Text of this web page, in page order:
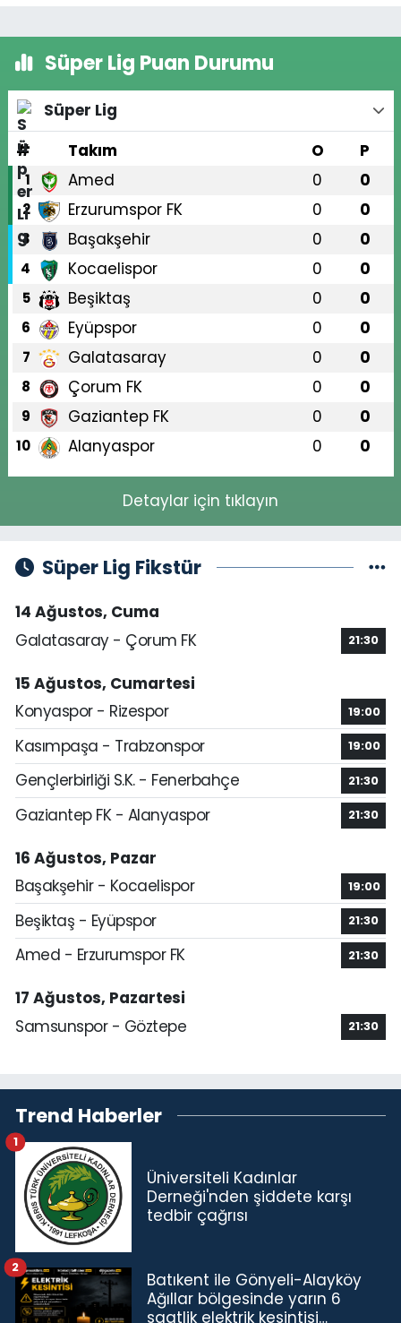
Süper Lig Puan Durumu
Süper Lig
#
Takım O P
1 Amed 0 0
2 Erzurumspor FK 0 0
3 Başakşehir 0 0
4 Kocaelispor 0 0
5 Beşiktaş 0 0
6 Eyüpspor 0 0
7 Galatasaray 0 0
8 Çorum FK 0 0
9 Gaziantep FK 0 0
10 Alanyaspor 0 0
Detaylar için tıklayın
Süper Lig Fikstür
14 Ağustos, Cuma
Galatasaray - Çorum FK
21:30
15 Ağustos, Cumartesi
Konyaspor - Rizespor
19:00
Kasımpaşa - Trabzonspor 19:00
Gençlerbirliği S.K. - Fenerbahçe 21:30
Gaziantep FK - Alanyaspor 21:30
16 Ağustos, Pazar
Başakşehir - Kocaelispor
19:00
Beşiktaş - Eyüpspor 21:30
Amed - Erzurumspor FK 21:30
17 Ağustos, Pazartesi
Samsunspor - Göztepe
21:30
Trend Haberler
Üniversiteli Kadınlar
Derneği'nden şiddete karşı
tedbir çağrısı
1
Batıkent ile Gönyeli-Alayköy
Ağıllar bölgesinde yarın 6
saatlik elektrik kesintisi…
2